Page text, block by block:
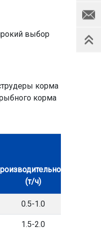
выбор
корма
корма
(т/ч)
0.5-1.0
1.5-2.0